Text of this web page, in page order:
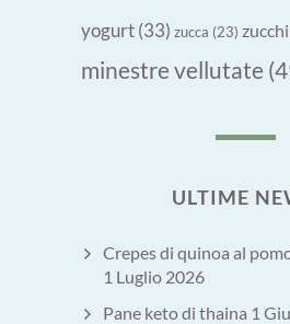
yogurt(33) zucca (23)
minestre vellutate
ULTIME
Crepes di quinoa al
1 Luglio 2026
Pane keto di thaina 1